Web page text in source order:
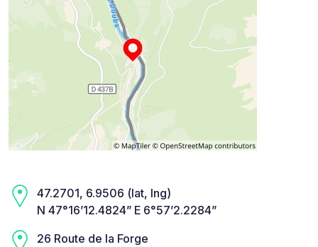
47.2701, 6.9506 (lat, lng)
N 47°16’12.4824” E 6°57’2.2284”
26 Route de la Forge